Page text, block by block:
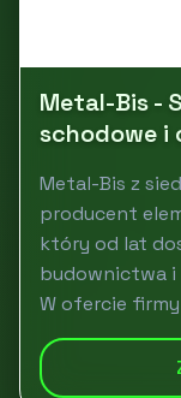
Metal-Bis -
schodowe i
Metal-Bis z
producent
który od lat
budownictwa i
W ofercie